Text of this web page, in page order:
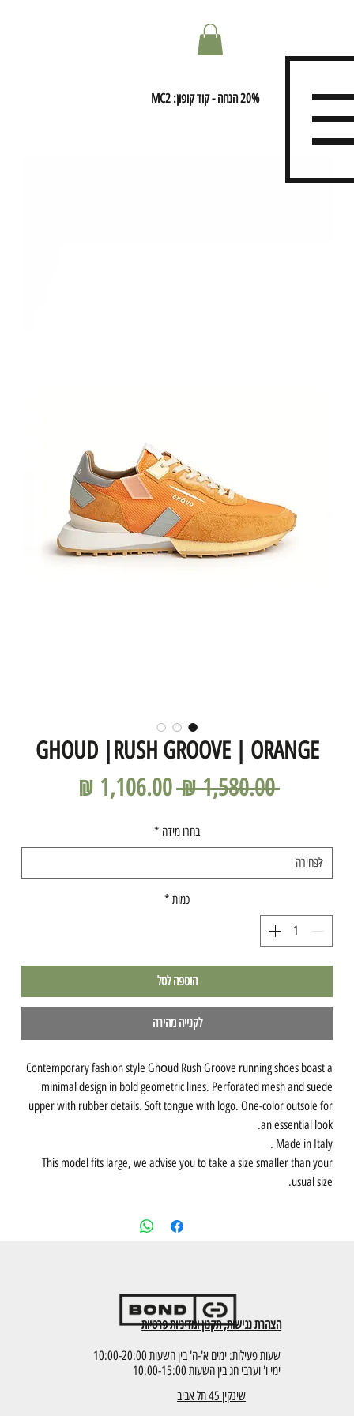
GHOUD |RUSH GROOVE | ORANGE
‏1,580.00 ‏₪
מחיר
רגילבחרו מידה *
כמות *
הוספה לסל
לקנייה מהירה
Contemporary fashion style Ghōud Rush Groove running shoes boast a
minimal design in bold geometric lines. Perforated mesh and suede
upper with rubber details. Soft tongue with logo. One-color outsole for
an essential look.
Made in Italy .
This model fits large, we advise you to take a size smaller than your
usual size.
20% הנחה - קוד קופון: MC2
הצהרת נגישות, תקנון ומדיניות פרטיות
שעות פעילות: ימים א'-ה' בין השעות 10:00-20:00
ימי ו' וערבי חג בין השעות 10:00-15:00
שינקין 45 תל אביב